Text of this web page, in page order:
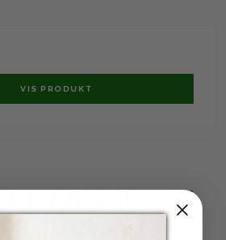
VIS PRODUKT
DER HAR KØBT